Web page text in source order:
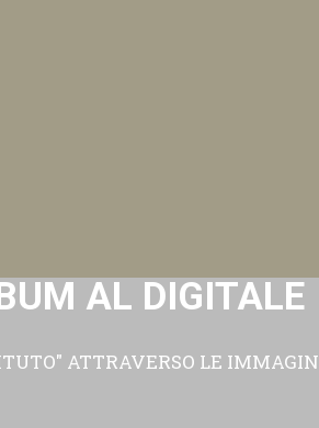
AL DIGITALE
ATTRAVERSO LE